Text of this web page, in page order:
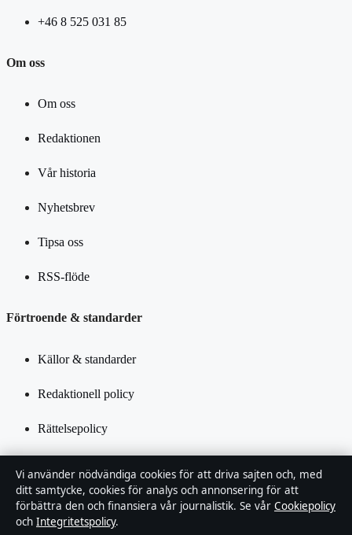
+46 8 525 031 85
Om oss
Om oss
Redaktionen
Vår historia
Nyhetsbrev
Tipsa oss
RSS-flöde
Förtroende & standarder
Källor & standarder
Redaktionell policy
Rättelsepolicy
Integritetspolicy
Kändisar & integritet
Vi använder nödvändiga cookies för att driva sajten och, med
ditt samtycke, cookies för analys och annonsering för att
förbättra den och finansiera vår journalistik. Se vår Cookiepolicy
och Integritetspolicy.